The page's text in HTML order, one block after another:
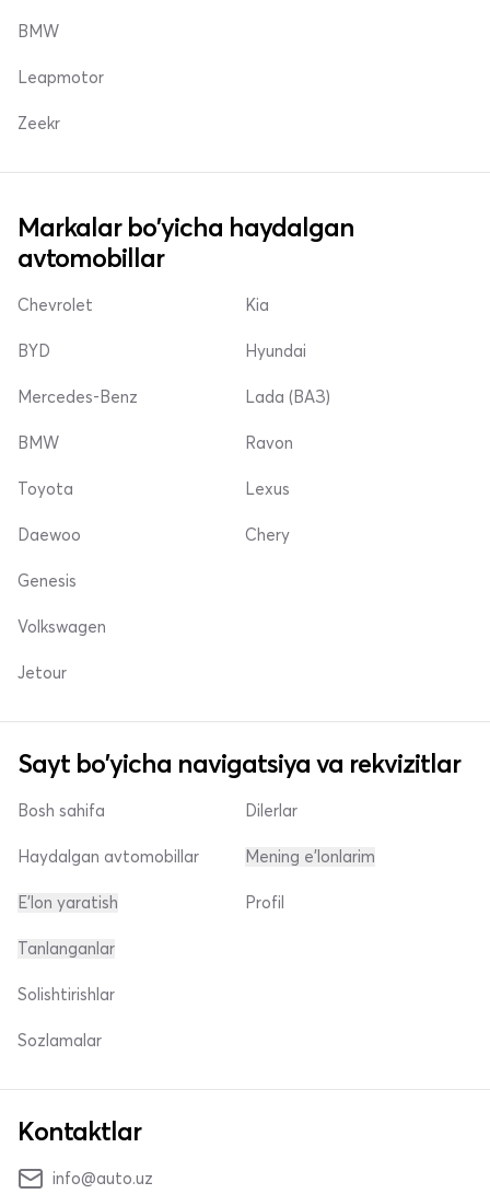
BMW
Leapmotor
Zeekr
Markalar bo'yicha haydalgan
avtomobillar
Chevrolet
BYD
Mercedes-Benz
Kia
Hyundai
Lada (ВАЗ)
BMW
Toyota
Daewoo
Ravon
Lexus
Chery
Genesis
Volkswagen
Jetour
Sayt bo'yicha navigatsiya va rekvizitlar
Bosh sahifa
Haydalgan avtomobillar
E'lon yaratish
Dilerlar
Mening e'lonlarim
Profil
Tanlanganlar
Solishtirishlar
Sozlamalar
Kontaktlar
info@auto.uz